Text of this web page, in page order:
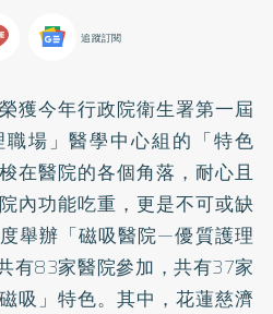
追蹤訂閱
獲今年行政院衛生署第一屆
場」醫學中心組的「特色
在醫院的各個角落，耐心且
內功能吃重，更是不可或缺
舉辦「磁吸醫院—優質護理
有83家醫院參加，共有37家
吸」特色。其中，花蓮慈濟